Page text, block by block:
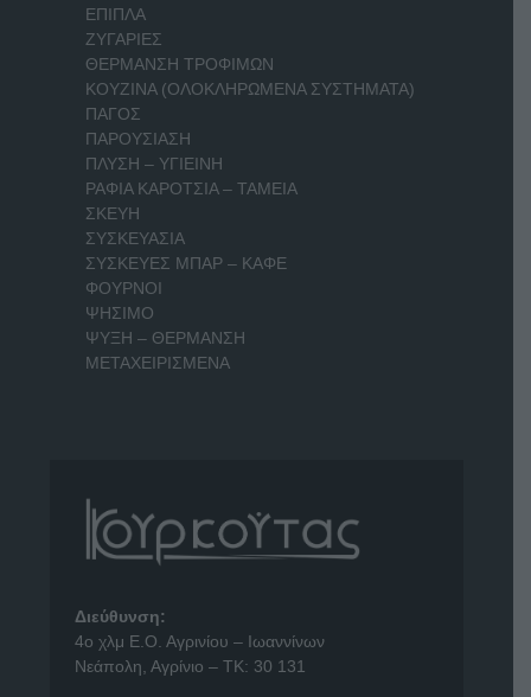
ΕΠΙΠΛΑ
ΖΥΓΑΡΙΕΣ
ΘΕΡΜΑΝΣΗ ΤΡΟΦΙΜΩΝ
ΚΟΥΖΙΝΑ (ΟΛΟΚΛΗΡΩΜΕΝΑ ΣΥΣΤΗΜΑΤΑ)
ΠΑΓΟΣ
ΠΑΡΟΥΣΙΑΣΗ
ΠΛΥΣΗ – ΥΓΙΕΙΝΗ
ΡΑΦΙΑ ΚΑΡΟΤΣΙΑ – ΤΑΜΕΙΑ
ΣΚΕΥΗ
ΣΥΣΚΕΥΑΣΙΑ
ΣΥΣΚΕΥΕΣ ΜΠΑΡ – ΚΑΦΕ
ΦΟΥΡΝΟΙ
ΨΗΣΙΜΟ
ΨΥΞΗ – ΘΕΡΜΑΝΣΗ
ΜΕΤΑΧΕΙΡΙΣΜΕΝΑ
Διεύθυνση:
4o χλμ Ε.Ο. Αγρινίου – Ιωαννίνων
Νεάπολη, Αγρίνιο – ΤΚ: 30 131